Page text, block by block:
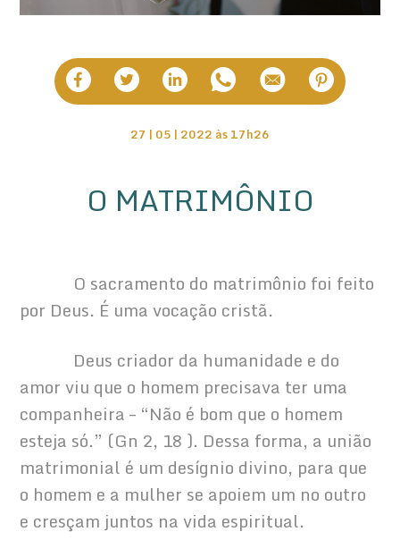
27 | 05 | 2022 às 17h26
O MATRIMÔNIO
O sacramento do matrimônio foi feito
por Deus. É uma vocação cristã.
Deus criador da humanidade e do
amor viu que o homem precisava ter uma
companheira – “Não é bom que o homem
esteja só.” (Gn 2, 18 ). Dessa forma, a união
matrimonial é um desígnio divino, para que
o homem e a mulher se apoiem um no outro
e cresçam juntos na vida espiritual.